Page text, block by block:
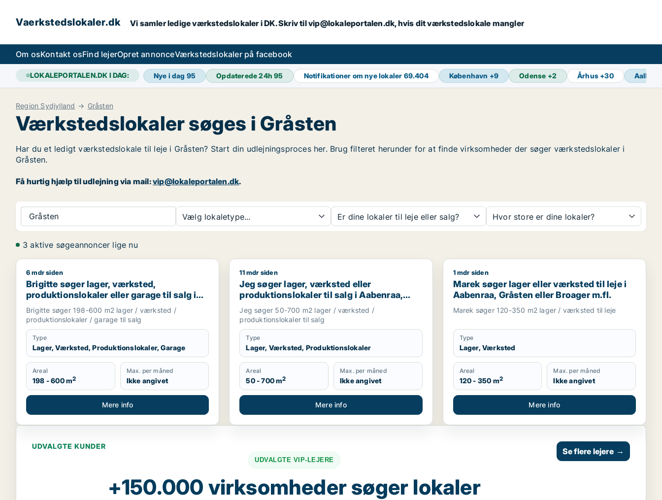
Vaerkstedslokaler.dk Vi samler ledige værkstedslokaler i DK. Skriv til vip@lokaleportalen.dk, hvis dit værkstedslokale mangler
Om osKontakt osFind lejerOpret annonceVærkstedslokaler på facebook
LOKALEPORTALEN.DK I DAG: Nye i dag 95 Opdaterede 24h95 Notifikationer om nye lokaler 69.404 København +9 Odense +2 Århus +30 Aalborg
Region Sydjylland Gråsten
Værkstedslokaler søges i Gråsten
Har du et ledigt værkstedslokale til leje i Gråsten? Start din udlejningsproces her. Brug filteret herunder for at finde virksomheder der søger værkstedslokaler i
Gråsten.
Få hurtig hjælp til udlejning via mail:vip@lokaleportalen.dk.
Gråsten Vælg lokaletype... Er dine lokaler til leje eller salg? Hvor store er dine lokaler?
3 aktive søgeannoncer lige nu
Brigitte søger lager, værksted, produktionslokaler eller garage til salg i Aabenraa, Gråsten eller Broager m.fl.
6 mdr siden
Brigitte søger lager, værksted,
produktionslokaler eller garage til salg i
Aabenraa, Gråsten eller Broager m.fl.
Brigitte søger 198-600 m2 lager / værksted /
produktionslokaler / garage til salg
Type
Lager, Værksted, Produktionslokaler, Garage
Areal
198 - 600 m2
Max. per måned
Ikke angivet
Mere info
Jeg søger lager, værksted eller produktionslokaler til salg i Aabenraa, Rødekro eller Gråsten m.fl.
11 mdr siden
Jeg søger lager, værksted eller
produktionslokaler til salg i Aabenraa,
Rødekro eller Gråsten m.fl.
Jeg søger 50-700 m2 lager / værksted /
produktionslokaler til salg
Type
Lager, Værksted, Produktionslokaler
Areal
50 - 700 m2
Max. per måned
Ikke angivet
Mere info
Marek søger lager eller værksted til leje i Aabenraa,
1 mdr siden
Marek søger lager eller værksted til leje i
Aabenraa, Gråsten eller Broager m.fl.
Marek søger 120-350 m2 lager / værksted til leje
Type
Lager, Værksted
Areal
120 - 350 m2
Max. per måned
Ikke angivet
Mere info
UDVALGTE KUNDER
UDVALGTE VIP-LEJERE
+150.000 virksomheder søger lokaler
Se flere lejere →